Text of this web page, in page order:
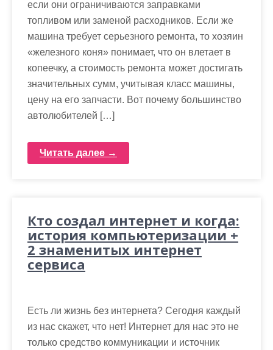
если они ограничиваются заправками
топливом или заменой расходников. Если же
машина требует серьезного ремонта, то хозяин
«железного коня» понимает, что он влетает в
копеечку, а стоимость ремонта может достигать
значительных сумм, учитывая класс машины,
цену на его запчасти. Вот почему большинство
автолюбителей […]
Читать далее →
Кто создал интернет и когда:
история компьютеризации +
2 знаменитых интернет
сервиса
Есть ли жизнь без интернета? Сегодня каждый
из нас скажет, что нет! Интернет для нас это не
только средство коммуникации и источник